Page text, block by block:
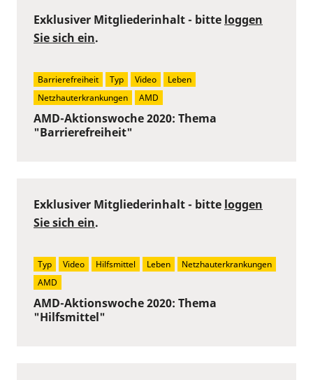
AMD-Aktionswoche 2020: Thema
"Barrierefreiheit"
Exklusiver Mitgliederinhalt - bitte loggen
Sie sich ein.
Barrierefreiheit Typ Video
Leben
Netzhauterkrankungen
AMD
AMD-Aktionswoche 2020: Thema
"Hilfsmittel"
Exklusiver Mitgliederinhalt - bitte loggen
Sie sich ein.
Typ Video Hilfsmittel Leben
Netzhauterkrankungen
AMD